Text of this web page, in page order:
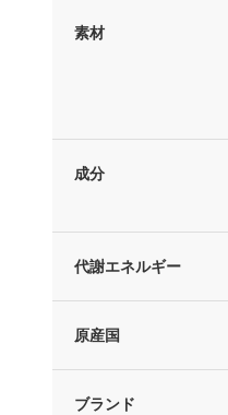
素材
成分
代謝エネルギー
原産国
ブランド